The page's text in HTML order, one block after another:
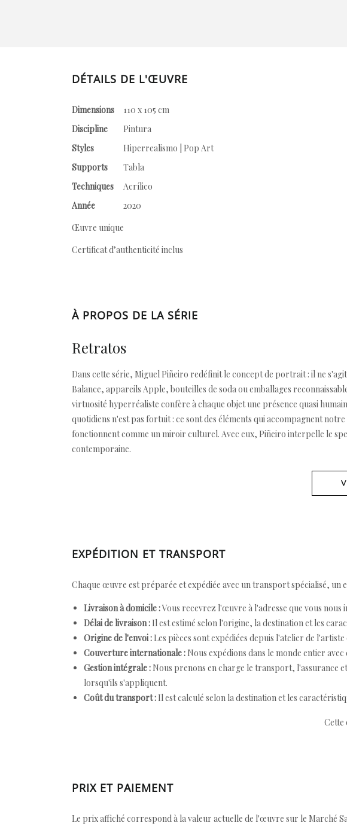
DÉTAILS DE L'ŒUVRE
Dimensions
110 x 105 cm
Discipline
Pintura
Styles
Hiperrealismo | Pop Art
Supports
Tabla
Techniques
Acrílico
Année
2020
Œuvre unique
Certificat d’authenticité inclus
À PROPOS DE LA SÉRIE
Retratos
Dans cette série, Miguel Piñeiro redéfinit le concept de portrait : il ne
Balance, appareils Apple, bouteilles de soda ou emballages
virtuosité hyperréaliste confère à chaque objet une présence quasi
quotidiens n'est pas fortuit : ce sont des éléments qui accompagnent
fonctionnent comme un miroir culturel. Avec eux, Piñeiro interpelle le
contemporaine.
EXPÉDITION ET TRANSPORT
Chaque œuvre est préparée et expédiée avec un transport spécialisé, un
Livraison à domicile :Vous recevrez l'œuvre à l'adresse que vous nous
Délai de livraison : Il est estimé selon l'origine, la destination et les
Origine de l'envoi : Les pièces sont expédiées depuis l'atelier de
Couverture internationale : Nous expédions dans le monde entier
Gestion intégrale : Nous prenons en charge le transport, l'assurance
lorsqu'ils s'appliquent.
Coût du transport : Il est calculé selon la destination et les
Cette
PRIX ET PAIEMENT
Le prix affiché correspond à la valeur actuelle de l'œuvre sur le Marché